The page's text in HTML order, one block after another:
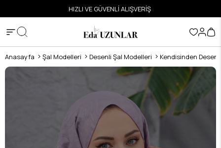
HIZLI VE GÜVENLİ ALIŞVERİŞ
Anasayfa Şal Modelleri Desenli Şal Modelleri Kendisinden